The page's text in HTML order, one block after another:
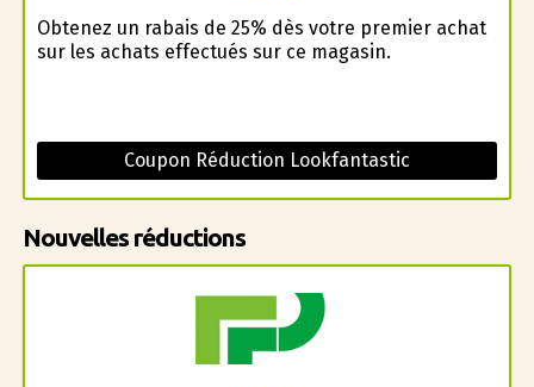
Obtenez un rabais de 25% dès votre premier achat
sur les achats effectués sur ce magasin.
Coupon Réduction Lookfantastic
Nouvelles réductions